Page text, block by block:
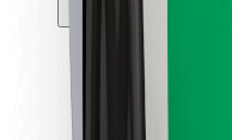
For passasjerer
For leveringsbud